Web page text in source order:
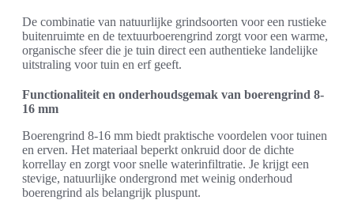
De combinatie van natuurlijke grindsoorten voor een rustieke
buitenruimte en de textuurboerengrind zorgt voor een warme,
organische sfeer die je tuin direct een authentieke landelijke
uitstraling voor tuin en erf geeft.
Functionaliteit en onderhoudsgemak van boerengrind 8-
16 mm
Boerengrind 8-16 mm biedt praktische voordelen voor tuinen
en erven. Het materiaal beperkt onkruid door de dichte
korrellay en zorgt voor snelle waterinfiltratie. Je krijgt een
stevige, natuurlijke ondergrond met weinig onderhoud
boerengrind als belangrijk pluspunt.